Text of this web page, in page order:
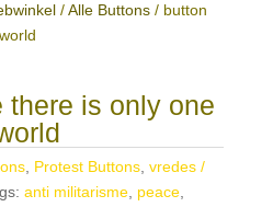
/Alle Buttons/ button
there is only one
, Protest Buttons, vredes /
anti militarisme, peace,